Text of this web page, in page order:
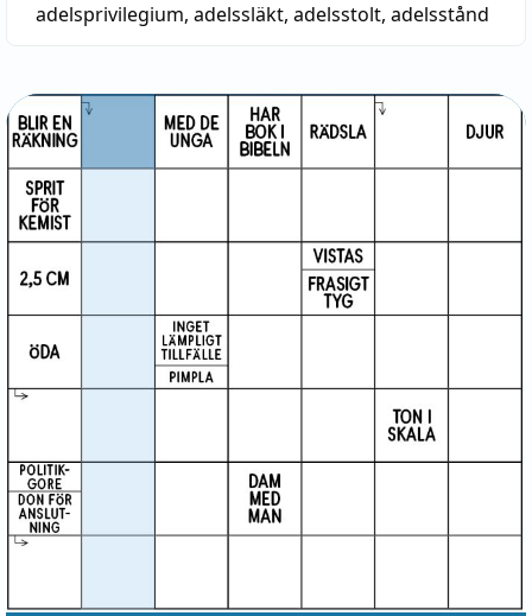
adelsprivilegium, adelssläkt, adelsstolt, adelsstånd